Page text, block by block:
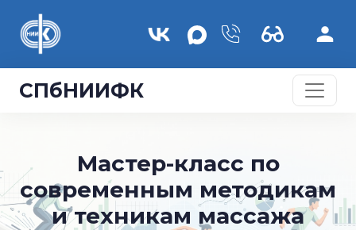
СПбНИИФК
Мастер-класс по
современным методикам
и техникам массажа